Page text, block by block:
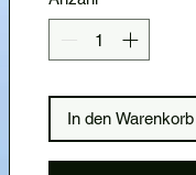
In den Warenkorb